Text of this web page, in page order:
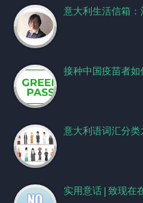
意大利生活信箱
接种中国疫苗者
意大利语词汇分
实用意话 | 致现在